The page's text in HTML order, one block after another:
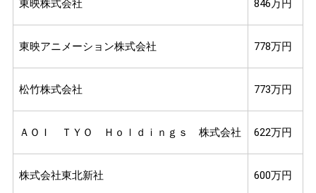
東映株式会社 846万円
東映アニメーション株式会社 778万円
松竹株式会社 773万円
ＡＯＩ ＴＹＯ Ｈｏｌｄｉｎｇｓ 株式会社 622万円
株式会社東北新社 600万円